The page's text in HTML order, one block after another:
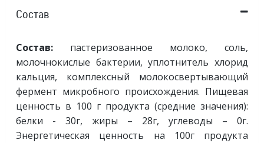
Состав
Состав: пастеризованное молоко, соль,
молочнокислые бактерии, уплотнитель хлорид
кальция, комплексный молокосвертывающий
фермент микробного происхождения. Пищевая
ценность в 100 г продукта (средние значения):
белки - 30г, жиры – 28г, углеводы – 0г.
Энергетическая ценность на 100г продукта